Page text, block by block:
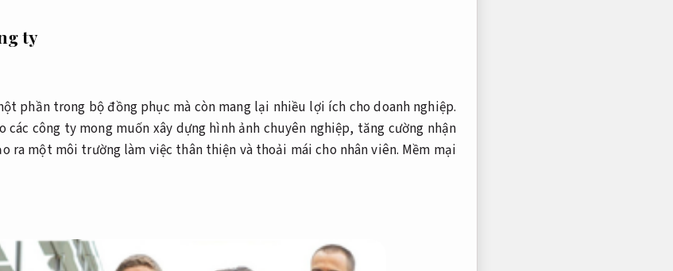
ty
phần trong bộ đồng phục mà còn mang lại nhiều lợi ích cho doanh nghiệp.
các công ty mong muốn xây dựng hình ảnh chuyên nghiệp, tăng cường nhận
ra một môi trường làm việc thân thiện và thoải mái cho nhân viên. Mềm mại